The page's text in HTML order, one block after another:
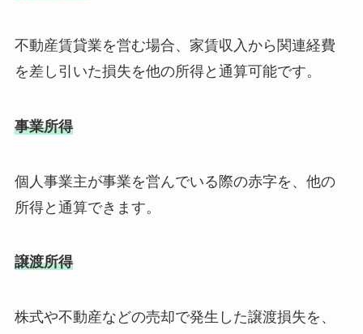
不動産賃貸業を営む場合、家賃収入から関連経費
を差し引いた損失を他の所得と通算可能です。
事業所得
個人事業主が事業を営んでいる際の赤字を、他の
所得と通算できます。
譲渡所得
株式や不動産などの売却で発生した譲渡損失を、